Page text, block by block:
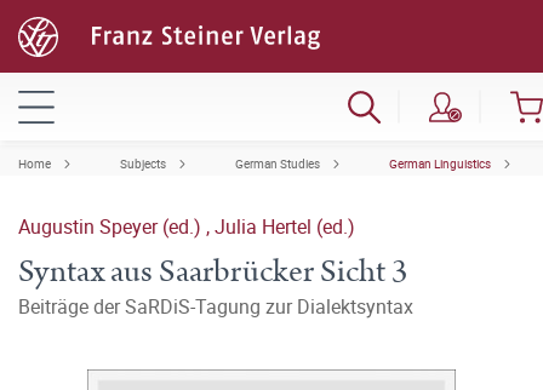
Home Subjects German Studies German Linguistics
Augustin Speyer (ed.) ,Julia Hertel (ed.)
Syntax aus Saarbrücker Sicht 3
Beiträge der SaRDiS-Tagung zur Dialektsyntax